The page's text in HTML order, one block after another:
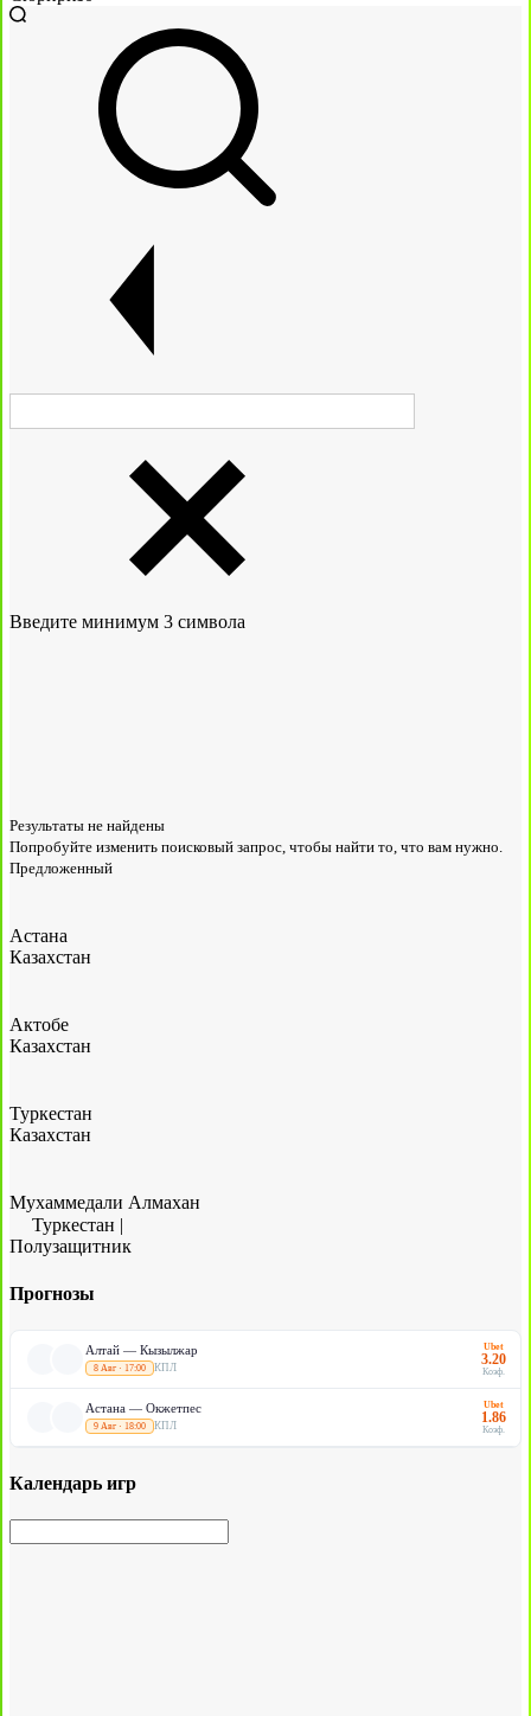
Введите минимум 3 символа
Результаты не найдены
Попробуйте изменить поисковый запрос, чтобы найти то, что вам нужно.
Предложенный
Астана
Казахстан
Актобе
Казахстан
Туркестан
Казахстан
Мухаммедали Алмахан
Туркестан |
Полузащитник
Прогнозы
Алтай — Кызылжар
8 Авг · 17:00 КПЛ
Ubet
3.20
Коэф.
Астана — Окжетпес
9 Авг · 18:00 КПЛ
Ubet
1.86
Коэф.
Календарь игр